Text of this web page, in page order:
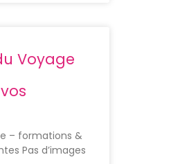
Voyage
– formations &
Pas d’images